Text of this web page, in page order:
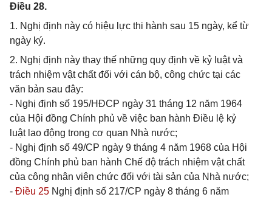
Điều 28.
1. Nghị định này có hiệu lực thi hành sau 15 ngày, kể từ
ngày ký.
2. Nghị định này thay thế những quy định về kỷ luật và
trách nhiệm vật chất đối với cán bộ, công chức tại các
văn bản sau đây:
- Nghị định số 195/HĐCP ngày 31 tháng 12 năm 1964
của Hội đồng Chính phủ về việc ban hành Điều lệ kỷ
luật lao động trong cơ quan Nhà nước;
- Nghị định số 49/CP ngày 9 tháng 4 năm 1968 của Hội
đồng Chính phủ ban hành Chế độ trách nhiệm vật chất
của công nhân viên chức đối với tài sản của Nhà nước;
- Điều 25 Nghị định số 217/CP ngày 8 tháng 6 năm